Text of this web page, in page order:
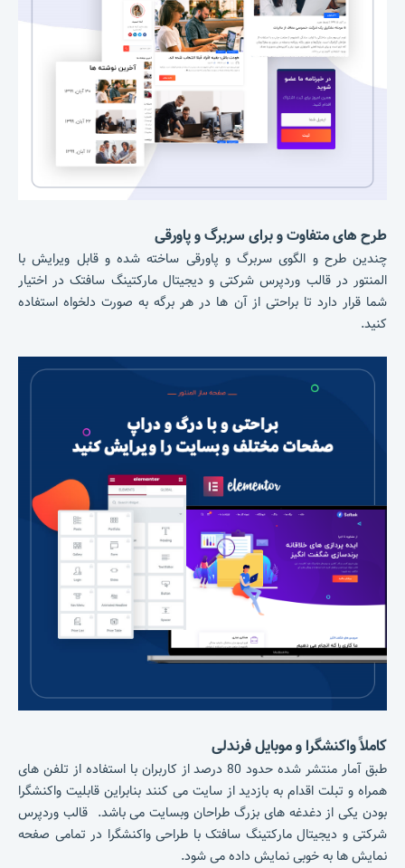
طرح های متفاوت و برای سربرگ و پاورقی
چندین طرح و الگوی سربرگ و پاورقی ساخته شده و قابل ویرایش با
المنتور در قالب وردپرس شرکتی و دیجیتال مارکتینگ سافتک در اختیار
شما قرار دارد تا براحتی از آن ها در هر برگه به صورت دلخواه استفاده
کنید.
کاملاً واکنشگرا و موبایل فرندلی
طبق آمار منتشر شده حدود 80 درصد از کاربران با استفاده از تلفن های
همراه و تبلت اقدام به بازدید از سایت می کنند بنابراین قابلیت واکنشگرا
بودن یکی از دغدغه های بزرگ طراحان وبسایت می باشد. قالب وردپرس
شرکتی و دیجیتال مارکتینگ سافتک با طراحی واکنشگرا در تمامی صفحه
نمایش ها به خوبی نمایش داده می شود.